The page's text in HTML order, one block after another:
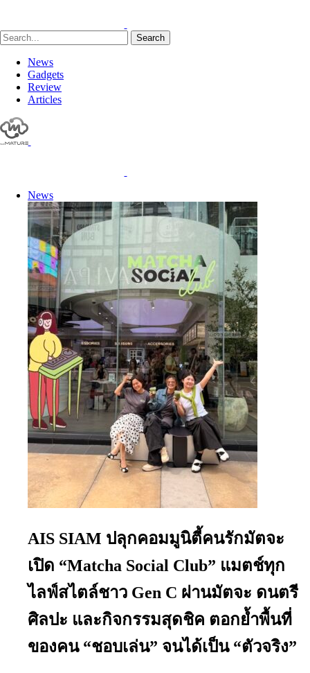
Search
News
Gadgets
Review
Articles
News
AIS SIAM ปลุกคอมมูนิตี้คนรักมัตจะ
เปิด “Matcha Social Club” แมตช์ทุก
ไลฟ์สไตล์ชาว Gen C ผ่านมัตจะ ดนตรี
ศิลปะ และกิจกรรมสุดชิค ตอกย้ำพื้นที่
ของคน “ชอบเล่น” จนได้เป็น “ตัวจริง”